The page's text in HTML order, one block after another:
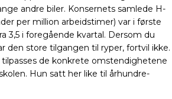
andre biler. Konsernets samlede H-
per million arbeidstimer) var i første
3,5 i foregående kvartal. Dersom du
den store tilgangen til ryper, fortvil ikke.
de konkrete omstendighetene
Hun satt her like til århundre­